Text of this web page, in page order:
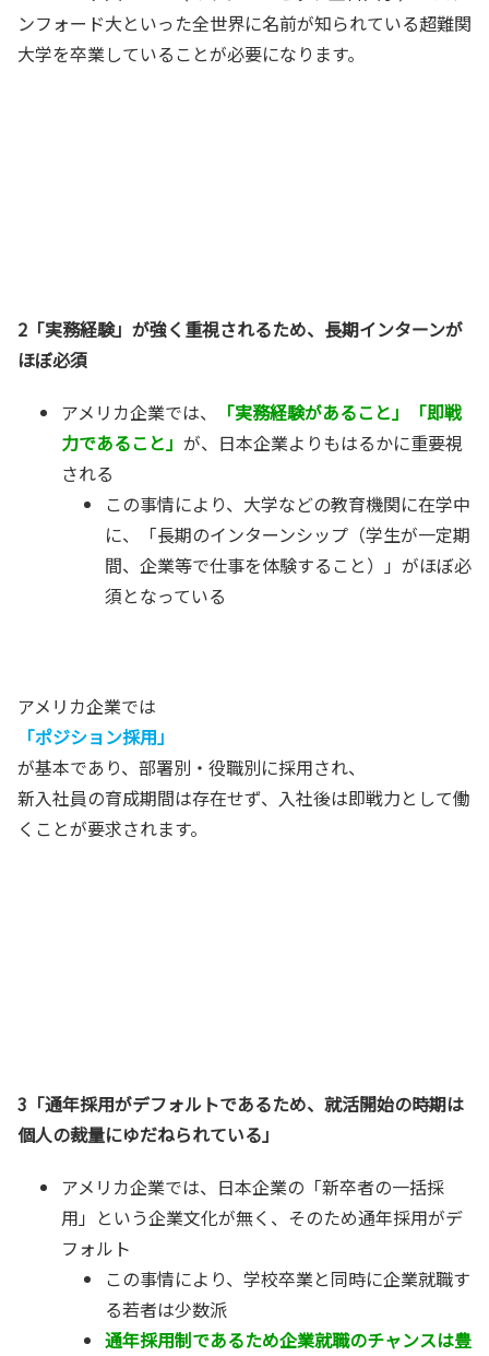
ンフォード大といった全世界に名前が知られている超難関
大学を卒業していることが必要になります。
2「実務経験」が強く重視されるため、長期インターンが
ほぼ必須
アメリカ企業では、
「実務経験があること」「即戦
力であること」 が、日本企業よりもはるかに重要視
される
この事情により、大学などの教育機関に在学中
に、
「長期のインターンシップ（学生が一定期
間、企業等で仕事を体験すること）」がほぼ必
須となっている
アメリカ企業では
「ポジション採用」
が基本であり、部署別・役職別に採用され、
新入社員の育成期間は存在せず、入社後は即戦力として働
くことが要求されます。
3「通年採用がデフォルトであるため、就活開始の時期は
個人の裁量にゆだねられている」
アメリカ企業では、日本企業の「新卒者の一括採
用」という企業文化が無く、 そのため通年採用がデ
フォルト
この事情により、学校卒業と同時に企業就職す
る若者は少数派
通年採用制であるため企業就職のチャンスは豊